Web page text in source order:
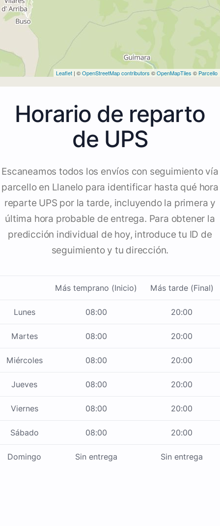
Leaflet | ©OpenStreetMap contributors ©OpenMapTiles © Parcello
Horario de reparto
de UPS
Escaneamos todos los envíos con seguimiento vía
parcello en Llanelo para identificar hasta qué hora
reparte UPS por la tarde, incluyendo la primera y
última hora probable de entrega. Para obtener la
predicción individual de hoy, introduce tu ID de
seguimiento y tu dirección.
Más temprano (Inicio) Más tarde (Final)
Lunes 08:00 20:00
Martes 08:00 20:00
Miércoles 08:00 20:00
Jueves 08:00 20:00
Viernes 08:00 20:00
Sábado 08:00 20:00
Domingo Sin entrega Sin entrega